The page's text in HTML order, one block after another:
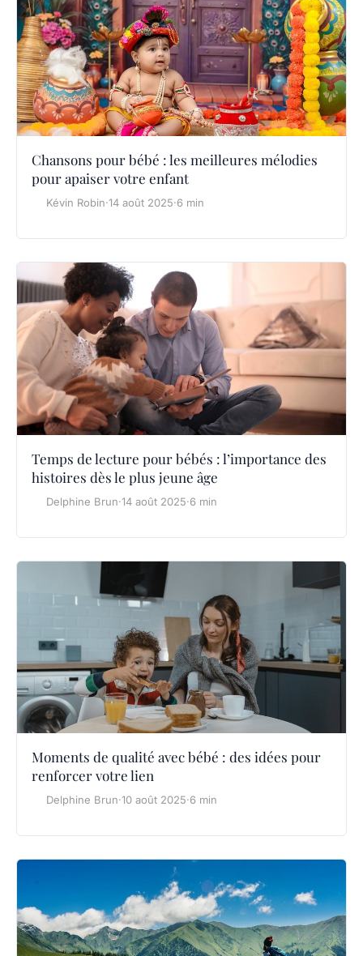
Chansons pour bébé : les meilleures mélodies
pour apaiser votre enfant
Kévin Robin·14 août 2025·6 min
Temps de lecture pour bébés : l’importance des
histoires dès le plus jeune âge
Delphine Brun·14 août 2025·6 min
Moments de qualité avec bébé : des idées pour
renforcer votre lien
Delphine Brun·10 août 2025·6 min